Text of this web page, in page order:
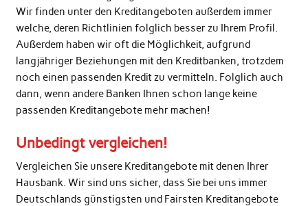
Wir finden unter den Kreditangeboten außerdem immer
welche, deren Richtlinien folglich besser zu Ihrem Profil.
Außerdem haben wir oft die Möglichkeit, aufgrund
langjähriger Beziehungen mit den Kreditbanken, trotzdem
noch einen passenden Kredit zu vermitteln. Folglich auch
dann, wenn andere Banken Ihnen schon lange keine
passenden Kreditangebote mehr machen!
Unbedingt vergleichen!
Vergleichen Sie unsere Kreditangebote mit denen Ihrer
Hausbank. Wir sind uns sicher, dass Sie bei uns immer
Deutschlands günstigsten und Fairsten Kreditangebote